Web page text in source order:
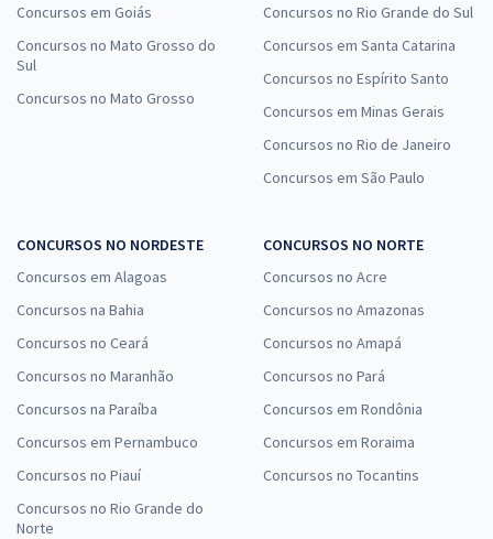
Concursos em Goiás
Concursos no Mato Grosso do
Sul
Concursos no Mato Grosso
Concursos no Rio Grande do Sul
Concursos em Santa Catarina
Concursos no Espírito Santo
Concursos em Minas Gerais
Concursos no Rio de Janeiro
Concursos em São Paulo
CONCURSOS NO NORDESTE
Concursos em Alagoas
Concursos na Bahia
Concursos no Ceará
Concursos no Maranhão
Concursos na Paraíba
Concursos em Pernambuco
Concursos no Piauí
Concursos no Rio Grande do
Norte
CONCURSOS NO NORTE
Concursos no Acre
Concursos no Amazonas
Concursos no Amapá
Concursos no Pará
Concursos em Rondônia
Concursos em Roraima
Concursos no Tocantins